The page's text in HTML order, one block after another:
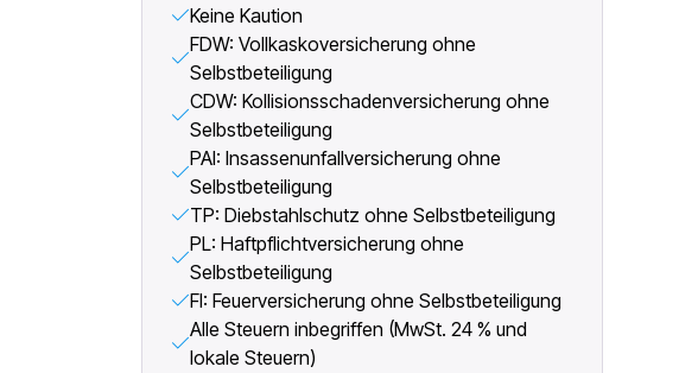
Keine Kaution
FDW: Vollkaskoversicherung ohne
Selbstbeteiligung
CDW: Kollisionsschadenversicherung ohne
Selbstbeteiligung
PAI: Insassenunfallversicherung ohne
Selbstbeteiligung
TP: Diebstahlschutz ohne Selbstbeteiligung
PL: Haftpflichtversicherung ohne
Selbstbeteiligung
FI: Feuerversicherung ohne Selbstbeteiligung
Alle Steuern inbegriffen (MwSt. 24 % und
lokale Steuern)